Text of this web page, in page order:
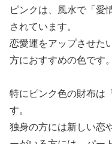
ピンクは、風水で「愛
されています。
恋愛運をアップさせた
方におすすめの色です。
特にピンク色の財布は
す。
独身の方には新しい恋